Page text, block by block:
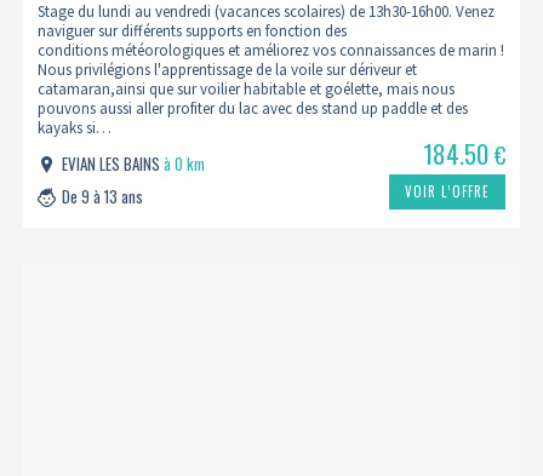
Stage du lundi au vendredi (vacances scolaires) de 13h30-16h00. Venez
naviguer sur différents supports en fonction des
conditions météorologiques et améliorez vos connaissances de marin !
Nous privilégions l'apprentissage de la voile sur dériveur et
catamaran,ainsi que sur voilier habitable et goélette, mais nous
pouvons aussi aller profiter du lac avec des stand up paddle et des
kayaks si…
EVIAN LES BAINSà 0 km
De 9 à 13 ans
184.50€
VOIR L’OFFRE